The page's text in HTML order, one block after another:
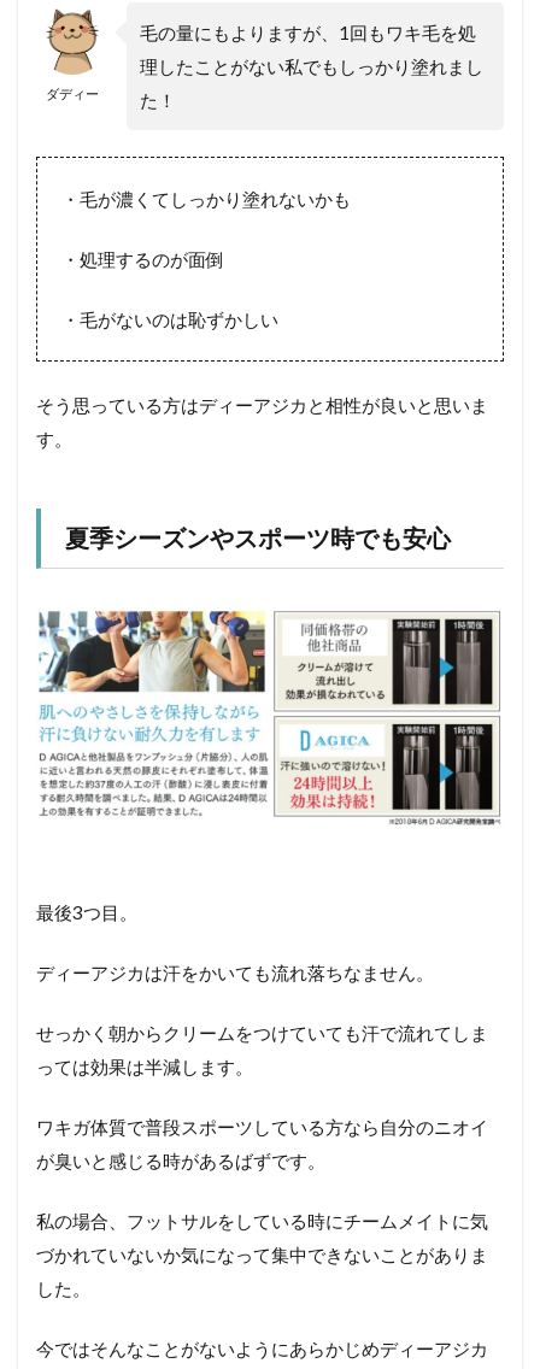
ダディー
毛の量にもよりますが、1回もワキ毛を処
理したことがない私でもしっかり塗れまし
た！
・毛が濃くてしっかり塗れないかも
・処理するのが面倒
・毛がないのは恥ずかしい
そう思っている方はディーアジカと相性が良いと思いま
す。
夏季シーズンやスポーツ時でも安心
最後3つ目。
ディーアジカは汗をかいても流れ落ちなません。
せっかく朝からクリームをつけていても汗で流れてしま
っては効果は半減します。
ワキガ体質で普段スポーツしている方なら自分のニオイ
が臭いと感じる時があるばずです。
私の場合、フットサルをしている時にチームメイトに気
づかれていないか気になって集中できないことがありま
した。
今ではそんなことがないようにあらかじめディーアジカ